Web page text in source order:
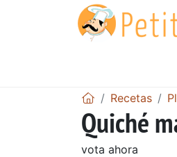
Recetas
Quiché
vota ahora